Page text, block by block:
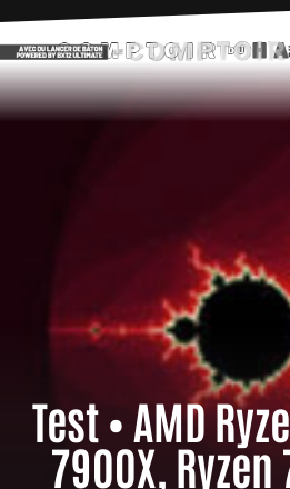
Test • AMD
7900X, Ryzen